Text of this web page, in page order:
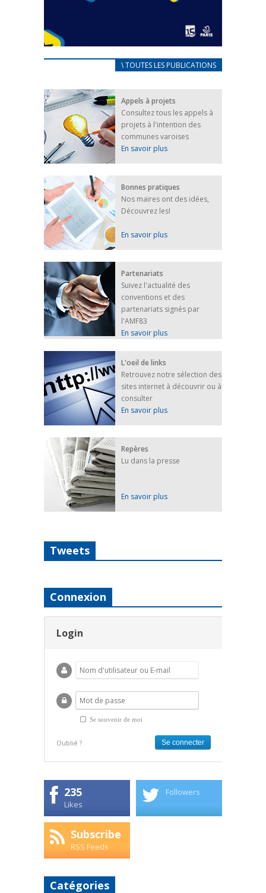
CARNET D’ACCUEIL
25 avril 2022
Afin d’accompagner au mieux les réfugiés
ukrainiens arrivés en France,...
FEUILLETER
\ TOUTES LES PUBLICATIONS
Appels à projets
Consultez tous les appels à
projets à l'intention des
communes varoises
En savoir plus
Bonnes pratiques
Nos maires ont des idées,
Découvrez les!
En savoir plus
Partenariats
Suivez l'actualité des
conventions et des
partenariats signés par
l'AMF83
En savoir plus
L'oeil de links
Retrouvez notre sélection des
sites internet à découvrir ou à
consulter
En savoir plus
Repères
Lu dans la presse
En savoir plus
Tweets
Connexion
Login
Se souvenir de moi
Oublié ?
235
Likes
Followers
Subscribe
RSS Feeds
Catégories